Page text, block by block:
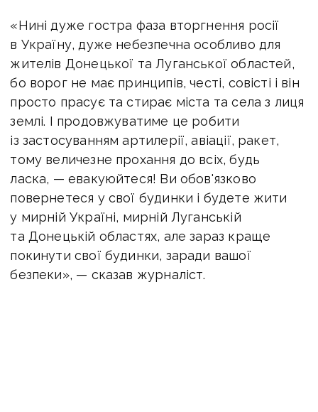
«Нині дуже гостра фаза вторгнення росії
в Україну, дуже небезпечна особливо для
жителів Донецької та Луганської областей,
бо ворог не має принципів, честі, совісті і він
просто прасує та стирає міста та села з лиця
землі. І продовжуватиме це робити
із застосуванням артилерії, авіації, ракет,
тому величезне прохання до всіх, будь
ласка, — евакуюйтеся! Ви обов'язково
повернетеся у свої будинки і будете жити
у мирній Україні, мирній Луганській
та Донецькій областях, але зараз краще
покинути свої будинки, заради вашої
безпеки», — сказав журналіст.